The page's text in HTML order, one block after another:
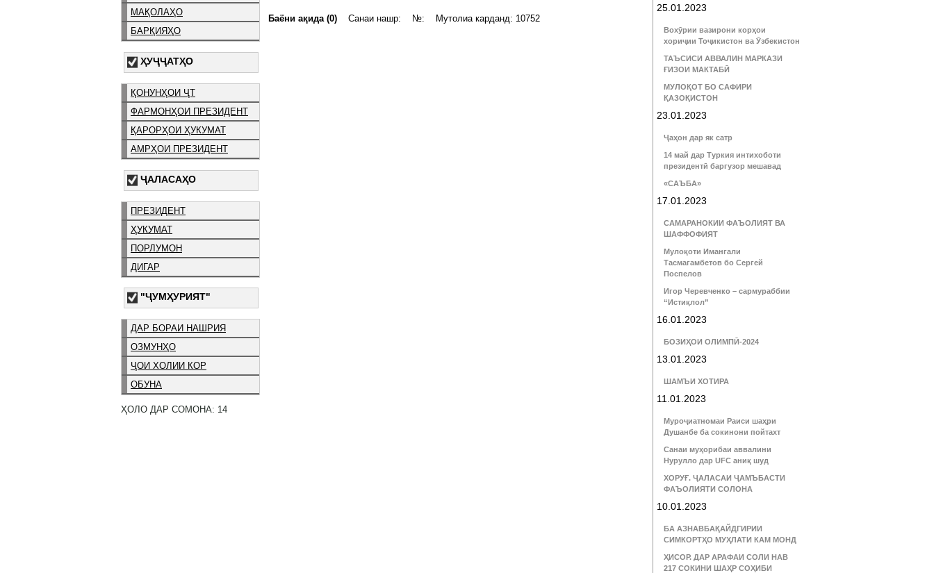
МАҚОЛАҲО
БАРҚИЯҲО
ҲУҶҶАТҲО
ҚОНУНҲОИ ҶТ
ФАРМОНҲОИ ПРЕЗИДЕНТ
ҚАРОРҲОИ ҲУКУМАТ
АМРҲОИ ПРЕЗИДЕНТ
ҶАЛАСАҲО
ПРЕЗИДЕНТ
ҲУКУМАТ
ПОРЛУМОН
ДИГАР
"ҶУМҲУРИЯТ"
ДАР БОРАИ НАШРИЯ
ОЗМУНҲО
ҶОИ ХОЛИИ КОР
ОБУНА
ҲОЛО ДАР СОМОНА: 14
Баёни ақида (0) Санаи нашр: №: Мутолиа карданд: 10752
25.01.2023
Вохӯрии вазирони корҳои
хориҷии Тоҷикистон ва Ӯзбекистон
ТАЪСИСИ АВВАЛИН МАРКАЗИ
ҒИЗОИ МАКТАБӢ
МУЛОҚОТ БО САФИРИ
ҚАЗОҚИСТОН
23.01.2023
Ҷаҳон дар як сатр
14 май дар Туркия интихоботи
президентӣ баргузор мешавад
«САЪБА»
17.01.2023
САМАРАНОКИИ ФАЪОЛИЯТ ВА
ШАФФОФИЯТ
Мулоқоти Имангали
Тасмагамбетов бо Сергей
Поспелов
Игор Черевченко – сармураббии
“Истиқлол”
16.01.2023
БОЗИҲОИ ОЛИМПӢ-2024
13.01.2023
ШАМЪИ ХОТИРА
11.01.2023
Муроҷиатномаи Раиси шаҳри
Душанбе ба сокинони пойтахт
Санаи муҳорибаи аввалини
Нурулло дар UFC аниқ шуд
ХОРУҒ. ҶАЛАСАИ ҶАМЪБАСТИ
ФАЪОЛИЯТИ СОЛОНА
10.01.2023
БА АЗНАВБАҚАЙДГИРИИ
СИМКОРТҲО МУҲЛАТИ КАМ МОНД
ҲИСОР. ДАР АРАФАИ СОЛИ НАВ
217 СОКИНИ ШАҲР СОҲИБИ